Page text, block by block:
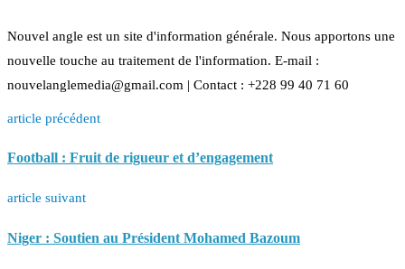
Nouvel angle est un site d'information générale. Nous apportons une
nouvelle touche au traitement de l'information. E-mail :
nouvelanglemedia@gmail.com | Contact : +228 99 40 71 60
article précédent
Football : Fruit de rigueur et d’engagement
article suivant
Niger : Soutien au Président Mohamed Bazoum